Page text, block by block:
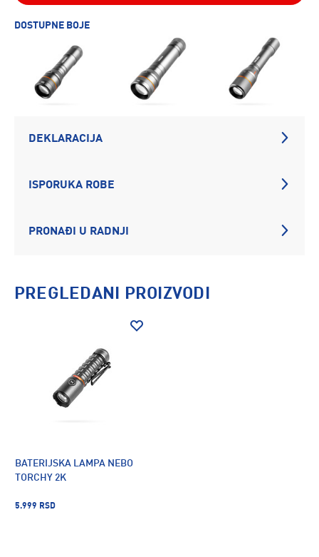
DOSTUPNE BOJE
DEKLARACIJA
ISPORUKA ROBE
PRONAĐI U RADNJI
PREGLEDANI PROIZVODI
BATERIJSKA LAMPA NEBO
TORCHY 2K
5.999 RSD